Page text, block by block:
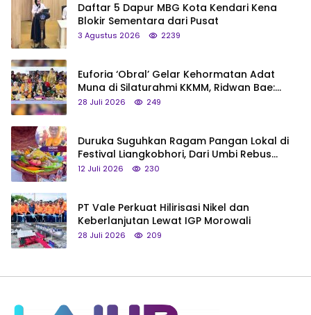
Daftar 5 Dapur MBG Kota Kendari Kena
Blokir Sementara dari Pusat
3 Agustus 2026 2239
Euforia ‘Obral’ Gelar Kehormatan Adat
Muna di Silaturahmi KKMM, Ridwan Bae:
Saya Bukan Tipe Begitu, Belum Pantas!
28 Juli 2026 249
Duruka Suguhkan Ragam Pangan Lokal di
Festival Liangkobhori, Dari Umbi Rebus
hingga Tumpeng Beras Muna
12 Juli 2026 230
PT Vale Perkuat Hilirisasi Nikel dan
Keberlanjutan Lewat IGP Morowali
28 Juli 2026 209